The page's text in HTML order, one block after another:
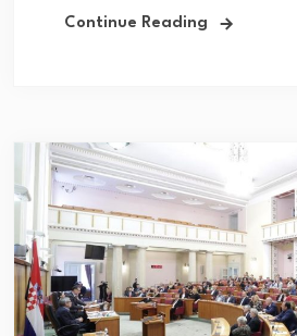
Continue Reading